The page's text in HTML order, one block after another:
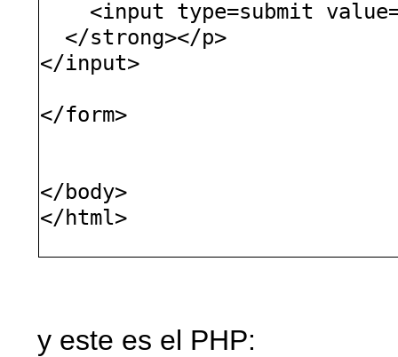
<input type=submit
</strong></p>
</input>
</form>
</body>
</html>
y este es el PHP: